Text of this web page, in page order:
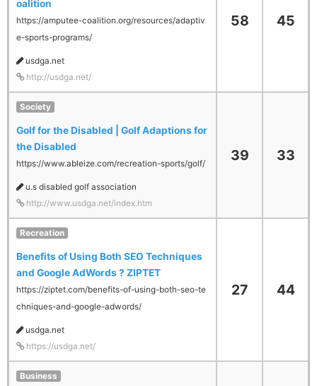
oalition
https://amputee-coalition.org/resources/adaptiv
e-sports-programs/
usdga.net
http://usdga.net/
58 45
Society
Golf for the Disabled | Golf Adaptions for
the Disabled
https://www.ableize.com/recreation-sports/golf/
u.s disabled golf association
http://www.usdga.net/index.htm
39 33
Recreation
Benefits of Using Both SEO Techniques
and Google AdWords ? ZIPTET
https://ziptet.com/benefits-of-using-both-seo-te
chniques-and-google-adwords/
usdga.net
https://usdga.net/
27 44
Business